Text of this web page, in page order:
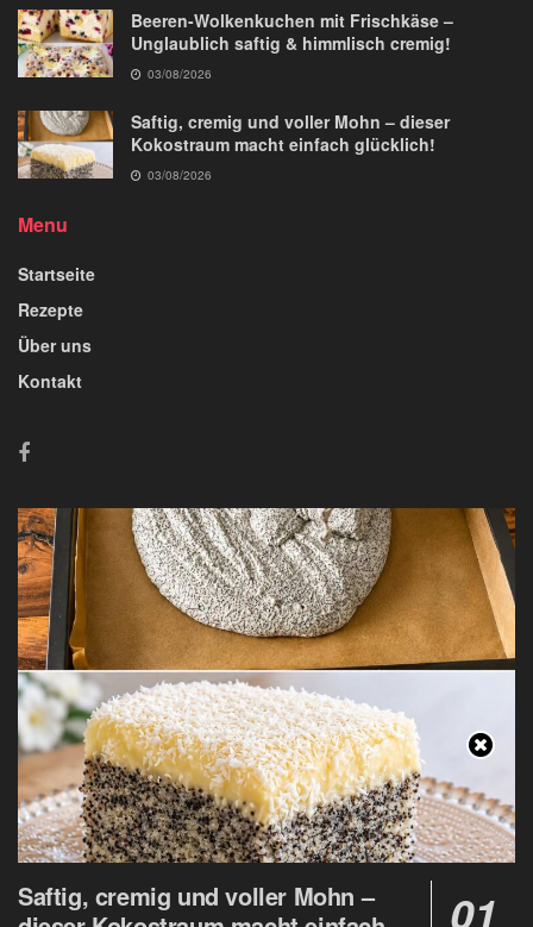
Beeren-Wolkenkuchen mit Frischkäse –
Unglaublich saftig & himmlisch cremig!
03/08/2026
Saftig, cremig und voller Mohn – dieser
Kokostraum macht einfach glücklich!
03/08/2026
Menu
Startseite
Rezepte
Über uns
Kontakt
Saftig, cremig und voller Mohn –